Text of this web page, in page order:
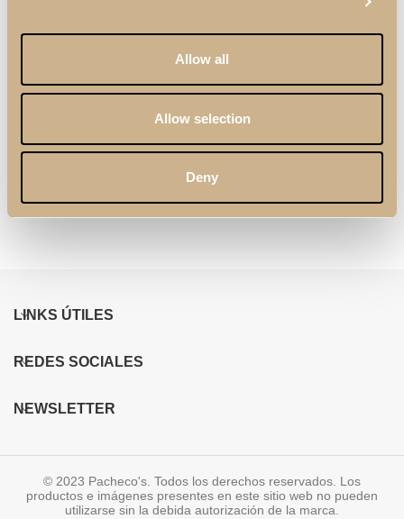
Allow all
Allow selection
Deny
Estantería
Suspendida Vertical
Soho
Mesa de Centro
LINKS ÚTILES
REDES SOCIALES
NEWSLETTER
© 2023 Pacheco's. Todos los derechos reservados. Los
productos e imágenes presentes en este sitio web no pueden
utilizarse sin la debida autorización de la marca.